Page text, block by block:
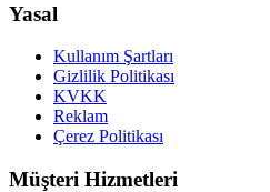
Yasal
Kullanım Şartları
Gizlilik Politikası
KVKK
Reklam
Çerez Politikası
Müşteri Hizmetleri